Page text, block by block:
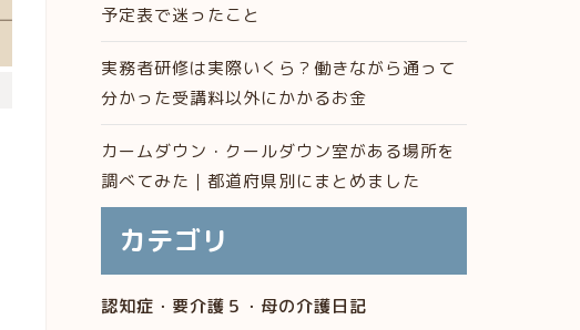
予定表で迷ったこと
実務者研修は実際いくら？働きながら通って
分かった受講料以外にかかるお金
カームダウン・クールダウン室がある場所を
調べてみた｜都道府県別にまとめました
カテゴリ
認知症・要介護５・母の介護日記